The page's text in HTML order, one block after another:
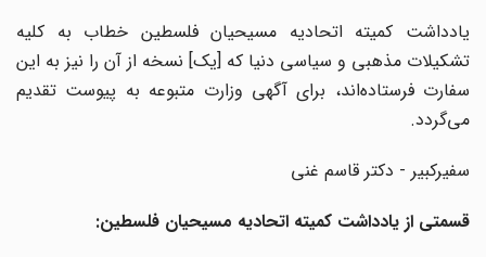
یادداشت کمیته اتحادیه مسیحیان فلسطین خطاب به کلیه
تشکیلات مذهبی و سیاسی دنیا که [یک] نسخه از آن را نیز به این
سفارت فرستاده‌اند، برای آگهی وزارت متبوعه به پیوست تقدیم
می‌گردد.
سفیرکبیر - دکتر قاسم غنی
قسمتی از یادداشت کمیته اتحادیه مسیحیان فلسطین: